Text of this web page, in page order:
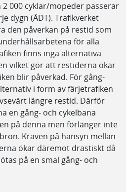
000 cyklar/mopeder passerar
dygn (ÅDT). Trafikverket
den påverkan på restid som
för alla
finns inga alternativa
vilket gör att restiderna ökar
blir påverkad. För gång-
i form av färjetrafiken
längre restid. Därför
en gång- och cykelbana
på denna men förlänger inte
Kraven på hänsyn mellan
ökar däremot drastiskt då
på en smal gång- och